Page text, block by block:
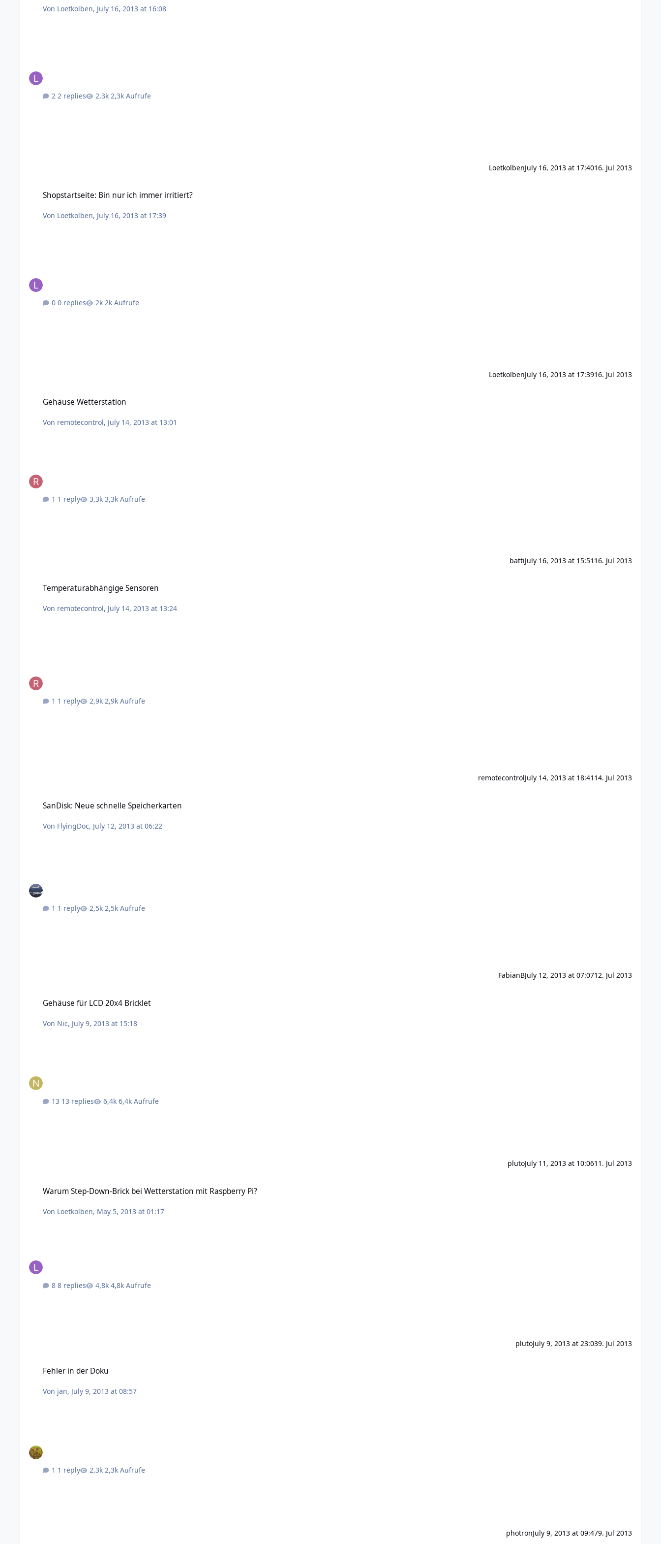
Von Loetkolben, July 16, 2013 at 16:08
2 replies 2,3k Aufrufe
LoetkolbenJuly 16, 2013 at 17:4016. Jul 2013
Shopstartseite: Bin nur ich immer irritiert?
Von Loetkolben, July 16, 2013 at 17:39
0 replies 2k Aufrufe
LoetkolbenJuly 16, 2013 at 17:3916. Jul 2013
Gehäuse Wetterstation
Von remotecontrol, July 14, 2013 at 13:01
1 reply 3,3k Aufrufe
battiJuly 16, 2013 at 15:51 16. Jul 2013
Temperaturabhängige Sensoren
Von remotecontrol, July 14, 2013 at 13:24
1 reply 2,9k Aufrufe
remotecontrolJuly 14, 2013 at 18:41 14. Jul 2013
SanDisk: Neue schnelle Speicherkarten
Von FlyingDoc, July 12, 2013 at 06:22
1 reply 2,5k Aufrufe
FabianBJuly 12, 2013 at 07:0712. Jul 2013
Gehäuse für LCD 20x4 Bricklet
Von Nic, July 9, 2013 at 15:18
13 replies 6,4k Aufrufe
plutoJuly 11, 2013 at 10:0611. Jul 2013
Warum Step-Down-Brick bei Wetterstation mit Raspberry Pi?
Von Loetkolben, May 5, 2013 at 01:17
8 replies 4,8k Aufrufe
plutoJuly 9, 2013 at 23:039. Jul 2013
Fehler in der Doku
Von jan, July 9, 2013 at 08:57
1 reply 2,3k Aufrufe
photronJuly 9, 2013 at 09:479. Jul 2013